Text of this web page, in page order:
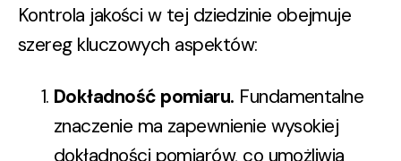
Kontrola jakości w tej dziedzinie obejmuje
szereg kluczowych aspektów:
Dokładność pomiaru. Fundamentalne
znaczenie ma zapewnienie wysokiej
dokładności pomiarów, co umożliwia